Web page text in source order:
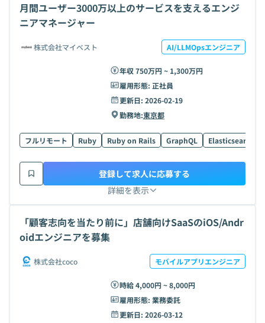
月間ユーザー3000万以上のサービスを支えるエンジ
ニアマネージャー
株式会社マイベスト AI/LLMOpsエンジニア
年収 750万円 ~ 1,300万円
雇用形態: 正社員
更新日: 2026-02-19
勤務地:東京都
フルリモート Ruby Ruby on Rails GraphQL Elasticsearch
詳細を表示
登録して求人に応募する
「顧客志向を当たり前に」店舗向けSaaSのiOS/Andr
oidエンジニアを募集
株式会社coco モバイルアプリエンジニア
時給 4,000円 ~ 8,000円
雇用形態: 業務委託
更新日: 2026-03-12